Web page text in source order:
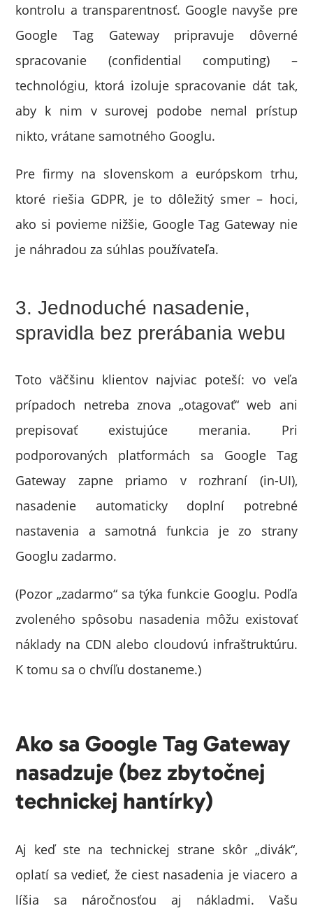
kontrolu a transparentnosť. Google navyše pre
Google Tag Gateway pripravuje dôverné
spracovanie (confidential computing) –
technológiu, ktorá izoluje spracovanie dát tak,
aby k nim v surovej podobe nemal prístup
nikto, vrátane samotného Googlu.
Pre firmy na slovenskom a európskom trhu,
ktoré riešia GDPR, je to dôležitý smer – hoci,
ako si povieme nižšie, Google Tag Gateway nie
je náhradou za súhlas používateľa.
3. Jednoduché nasadenie,
spravidla bez prerábania webu
Toto väčšinu klientov najviac poteší: vo veľa
prípadoch netreba znova „otagovať“ web ani
prepisovať existujúce merania. Pri
podporovaných platformách sa Google Tag
Gateway zapne priamo v rozhraní (in-UI),
nasadenie automaticky doplní potrebné
nastavenia a samotná funkcia je zo strany
Googlu zadarmo.
(Pozor „zadarmo“ sa týka funkcie Googlu. Podľa
zvoleného spôsobu nasadenia môžu existovať
náklady na CDN alebo cloudovú infraštruktúru.
K tomu sa o chvíľu dostaneme.)
Ako sa Google Tag Gateway
nasadzuje (bez zbytočnej
technickej hantírky)
Aj keď ste na technickej strane skôr „divák“,
oplatí sa vedieť, že ciest nasadenia je viacero a
líšia sa náročnosťou aj nákladmi. Vašu